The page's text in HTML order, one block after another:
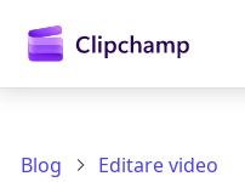
principal
Blog Editare video